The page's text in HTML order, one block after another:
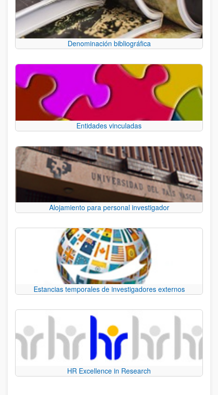
Denominación bibliográfica
Entidades vinculadas
Alojamiento para personal investigador
Estancias temporales de investigadores externos
HR Excellence in Research